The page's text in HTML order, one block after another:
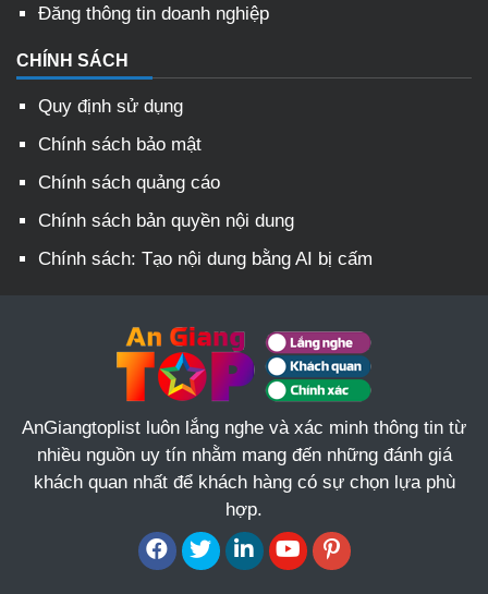
Đăng thông tin doanh nghiệp
CHÍNH SÁCH
Quy định sử dụng
Chính sách bảo mật
Chính sách quảng cáo
Chính sách bản quyền nội dung
Chính sách: Tạo nội dung bằng AI bị cấm
AnGiangtoplist luôn lắng nghe và xác minh thông tin từ
nhiều nguồn uy tín nhằm mang đến những đánh giá
khách quan nhất để khách hàng có sự chọn lựa phù
hợp.